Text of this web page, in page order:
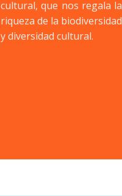
cultural, que nos regala la
riqueza de la biodiversidad
y diversidad cultural.